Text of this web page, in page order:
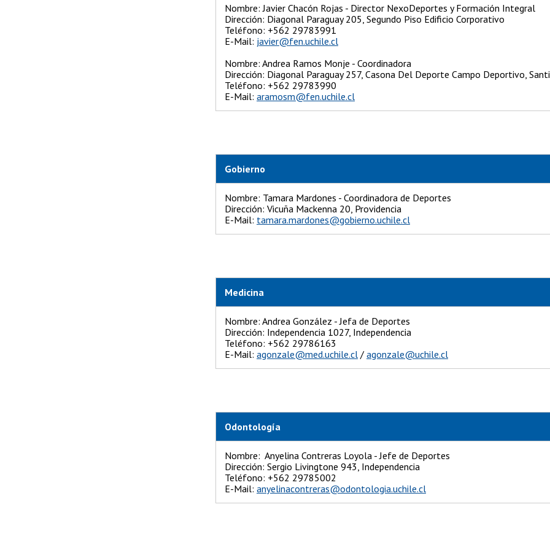
Nombre: Javier Chacón Rojas - Director NexoDeportes y Formación Integral
Dirección: Diagonal Paraguay 205, Segundo Piso Edificio Corporativo
Teléfono: +562 29783991
E-Mail: javier@fen.uchile.cl
Nombre: Andrea Ramos Monje - Coordinadora
Dirección: Diagonal Paraguay 257, Casona Del Deporte Campo Deportivo,
Teléfono: +562 29783990
E-Mail: aramosm@fen.uchile.cl
Gobierno
Nombre: Tamara Mardones - Coordinadora de Deportes
Dirección: Vicuña Mackenna 20, Providencia
E-Mail: tamara.mardones@gobierno.uchile.cl
Medicina
Nombre: Andrea González - Jefa de Deportes
Dirección: Independencia 1027, Independencia
Teléfono: +562 29786163
E-Mail: agonzale@med.uchile.cl / agonzale@uchile.cl
Odontología
Nombre: Anyelina Contreras Loyola - Jefe de Deportes
Dirección: Sergio Livingtone 943, Independencia
Teléfono: +562 29785002
E-Mail: anyelinacontreras@odontologia.uchile.cl